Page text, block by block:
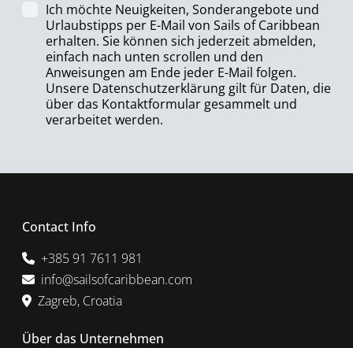
Ich möchte Neuigkeiten, Sonderangebote und
Urlaubstipps per E-Mail von Sails of Caribbean
erhalten. Sie können sich jederzeit abmelden,
einfach nach unten scrollen und den
Anweisungen am Ende jeder E-Mail folgen.
Unsere Datenschutzerklärung gilt für Daten, die
über das Kontaktformular gesammelt und
verarbeitet werden.
Contact Info
+385 91 7611 981
info@sailsofcaribbean.com
Zagreb, Croatia
Über das Unternehmen